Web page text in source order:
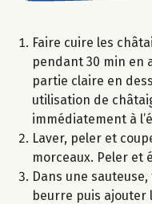
Faire cuire les
pendant 30 min en
partie claire en
utilisation de
immédiatement à
Laver, peler et
morceaux. Peler et
Dans une
beurre puis ajouter